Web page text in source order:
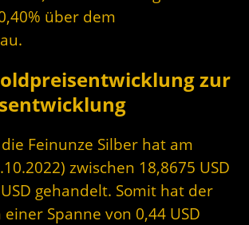
über dem
zur
Feinunze Silber hat am
zwischen 18,8675 USD
gehandelt. Somit hat der
Spanne von 0,44 USD